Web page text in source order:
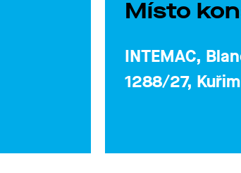
Místo
INTEMAC,
1288/27, Kuřim